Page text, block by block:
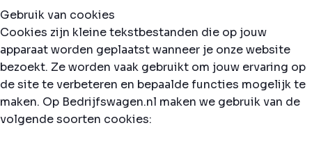
Gebruik van cookies
Cookies zijn kleine tekstbestanden die op jouw
apparaat worden geplaatst wanneer je onze website
bezoekt. Ze worden vaak gebruikt om jouw ervaring op
de site te verbeteren en bepaalde functies mogelijk te
maken. Op Bedrijfswagen.nl maken we gebruik van de
volgende soorten cookies: